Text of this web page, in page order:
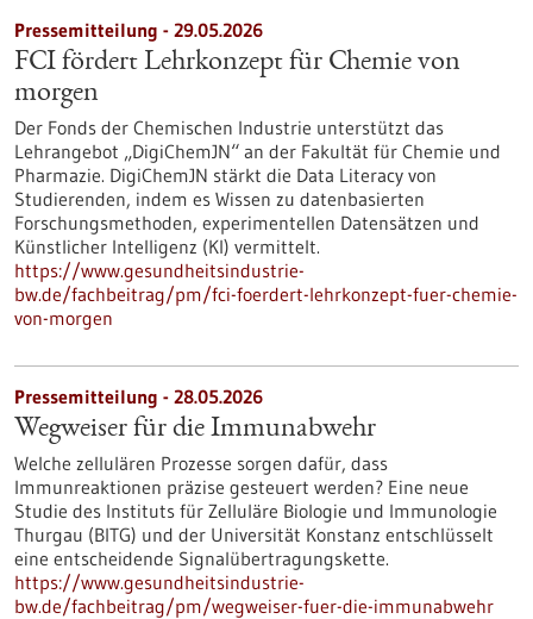
Pressemitteilung - 29.05.2026
FCI fördert Lehrkonzept für Chemie von
morgen
Der Fonds der Chemischen Industrie unterstützt das
Lehrangebot „DigiChemJN“ an der Fakultät für Chemie und
Pharmazie. DigiChemJN stärkt die Data Literacy von
Studierenden, indem es Wissen zu datenbasierten
Forschungsmethoden, experimentellen Datensätzen und
Künstlicher Intelligenz (KI) vermittelt.
https://www.gesundheitsindustrie-
bw.de/fachbeitrag/pm/fci-foerdert-lehrkonzept-fuer-chemie-
von-morgen
Pressemitteilung - 28.05.2026
Wegweiser für die Immunabwehr
Welche zellulären Prozesse sorgen dafür, dass
Immunreaktionen präzise gesteuert werden? Eine neue
Studie des Instituts für Zelluläre Biologie und Immunologie
Thurgau (BITG) und der Universität Konstanz entschlüsselt
eine entscheidende Signalübertragungskette.
https://www.gesundheitsindustrie-
bw.de/fachbeitrag/pm/wegweiser-fuer-die-immunabwehr